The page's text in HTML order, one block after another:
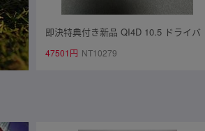
即決特典付き新品 QI4D 10.5 ドライバ
ー 1W ヘッド単品 日本正規品
47501円 NT10279